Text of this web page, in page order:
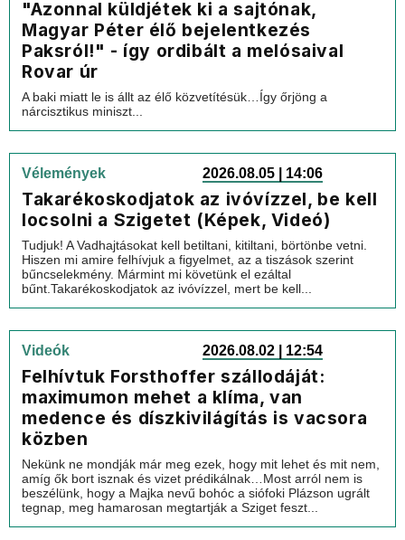
"Azonnal küldjétek ki a sajtónak,
Magyar Péter élő bejelentkezés
Paksról!" - így ordibált a melósaival
Rovar úr
A baki miatt le is állt az élő közvetítésük…Így őrjöng a
nárcisztikus miniszt...
Vélemények 2026.08.05 | 14:06
Takarékoskodjatok az ivóvízzel, be kell
locsolni a Szigetet (Képek, Videó)
Tudjuk! A Vadhajtásokat kell betiltani, kitiltani, börtönbe vetni.
Hiszen mi amire felhívjuk a figyelmet, az a tiszások szerint
bűncselekmény. Mármint mi követünk el ezáltal
bűnt.Takarékoskodjatok az ivóvízzel, mert be kell...
Videók 2026.08.02 | 12:54
Felhívtuk Forsthoffer szállodáját:
maximumon mehet a klíma, van
medence és díszkivilágítás is vacsora
közben
Nekünk ne mondják már meg ezek, hogy mit lehet és mit nem,
amíg ők bort isznak és vizet prédikálnak…Most arról nem is
beszélünk, hogy a Majka nevű bohóc a siófoki Plázson ugrált
tegnap, meg hamarosan megtartják a Sziget feszt...